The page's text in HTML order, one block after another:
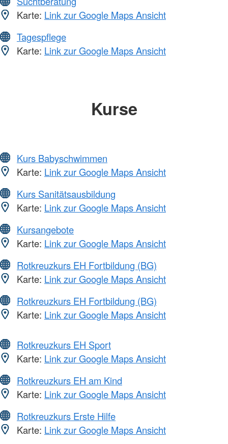
Karte: Link zur Google Maps Ansicht
Tagespflege
Karte: Link zur Google Maps Ansicht
Kurse
Kurs Babyschwimmen
Karte: Link zur Google Maps Ansicht
Kurs Sanitätsausbildung
Karte: Link zur Google Maps Ansicht
Kursangebote
Karte: Link zur Google Maps Ansicht
Rotkreuzkurs EH Fortbildung (BG)
Karte: Link zur Google Maps Ansicht
Rotkreuzkurs EH Fortbildung (BG)
Karte: Link zur Google Maps Ansicht
Rotkreuzkurs EH Sport
Karte: Link zur Google Maps Ansicht
Rotkreuzkurs EH am Kind
Karte: Link zur Google Maps Ansicht
Rotkreuzkurs Erste Hilfe
Karte: Link zur Google Maps Ansicht